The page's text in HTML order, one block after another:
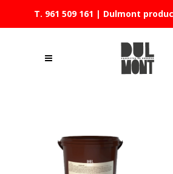
T. 961 509 161 | Dulmont